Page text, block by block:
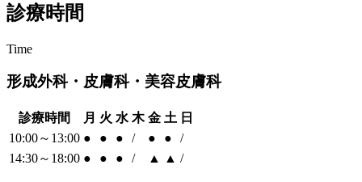
診療時間
Time
形成外科・皮膚科・美容皮膚科
診療時間 月 火 水 木 金 土 日
10:00～13:00 ● ● ● / ● ●
/
14:30～18:00 ● ● ● / ▲ ▲ /